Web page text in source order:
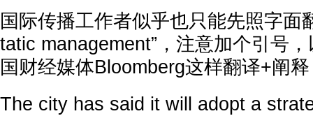
国际传播工作者似乎也只能先照字
tatic management”，注意加个引号
国财经媒体Bloomberg这样翻译+阐
The city has said it will adopt a